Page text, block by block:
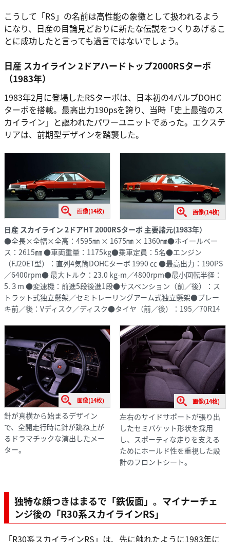
こうして「RS」の名前は高性能の象徴として扱われるよう
になり、日産の目論見どおりに新たな伝説をつくりあげるこ
とに成功したと言っても過言ではないでしょう。
日産 スカイライン 2ドアハードトップ2000RSターボ
（1983年）
1983年2月に登場したRSターボは、日本初の4バルブDOHC
ターボを搭載。最高出力190psを誇り、当時「史上最強のス
カイライン」と謳われたパワーユニットであった。エクステ
リアは、前期型デザインを踏襲した。
画像(14枚) 画像(14枚)
日産 スカイライン 2ドアHT 2000RSターボ 主要諸元(1983年）
●全長×全幅×全高：4595㎜ × 1675㎜ × 1360㎜●ホイールベー
ス：2615㎜ ●車両重量：1175kg●乗車定員：5名●エンジン
（FJ20ET型）：直列4気筒DOHCターボ 1990 ㏄ ●最高出力：190PS
／6400rpm● 最大トルク：23.0 kg-m／4800rpm●最小回転半径：
5.３m ●変速機：前進5段後進1段●サスペンション（前／後）：ス
トラット式独立懸架／セミトレーリングアーム式独立懸架●ブレー
キ前／後：Vディスク／ディスク●タイヤ（前／後）：195／70R14
画像(14枚)
針が真横から始まるデザイン
で、全開走行時に針が跳ね上が
るドラマチックな演出したメー
ター。
画像(14枚)
左右のサイドサポートが張り出
したセミバケット形状を採用
し、スポーティな走りを支える
ためにホールド性を重視した設
計のフロントシート。
独特な顔つきはまるで「鉄仮面」。マイナーチェ
ンジ後の「R30系スカイラインRS」
「R30系スカイラインRS」は、先に触れたように1983年に